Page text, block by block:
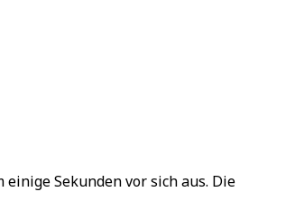
Sekunden vor sich aus. Die